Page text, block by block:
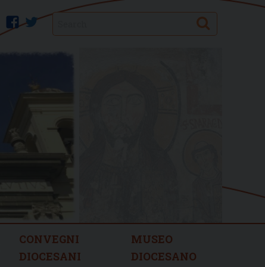
twitter
facebook Search
CONVEGNI
DIOCESANI
MUSEO
DIOCESANO